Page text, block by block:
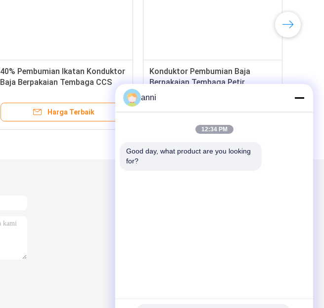
40% Pembumian Ikatan Konduktor
Baja Berpakaian Tembaga CCS
Harga Terbaik
Konduktor Pembumian Baja
Berpakaian Tembaga Petir
Harga Terbaik
anni
12:34 PM
Good day, what product are you looking
for?